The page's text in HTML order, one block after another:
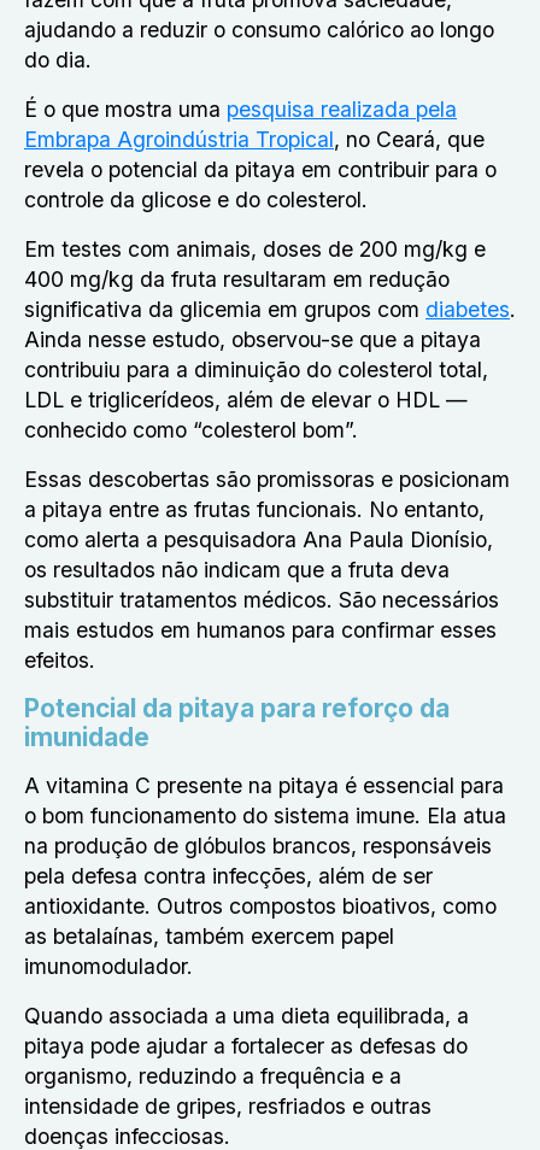
ajudando a reduzir o consumo calórico ao longo
do dia.
É o que mostra uma pesquisa realizada pela
Embrapa Agroindústria Tropical, no Ceará, que
revela o potencial da pitaya em contribuir para o
controle da glicose e do colesterol.
Em testes com animais, doses de 200 mg/kg e
400 mg/kg da fruta resultaram em redução
significativa da glicemia em grupos com diabetes.
Ainda nesse estudo, observou-se que a pitaya
contribuiu para a diminuição do colesterol total,
LDL e triglicerídeos, além de elevar o HDL —
conhecido como “colesterol bom”.
Essas descobertas são promissoras e posicionam
a pitaya entre as frutas funcionais. No entanto,
como alerta a pesquisadora Ana Paula Dionísio,
os resultados não indicam que a fruta deva
substituir tratamentos médicos. São necessários
mais estudos em humanos para confirmar esses
efeitos.
Potencial da pitaya para reforço da
imunidade
A vitamina C presente na pitaya é essencial para
o bom funcionamento do sistema imune. Ela atua
na produção de glóbulos brancos, responsáveis
pela defesa contra infecções, além de ser
antioxidante. Outros compostos bioativos, como
as betalaínas, também exercem papel
imunomodulador.
Quando associada a uma dieta equilibrada, a
pitaya pode ajudar a fortalecer as defesas do
organismo, reduzindo a frequência e a
intensidade de gripes, resfriados e outras
doenças infecciosas.